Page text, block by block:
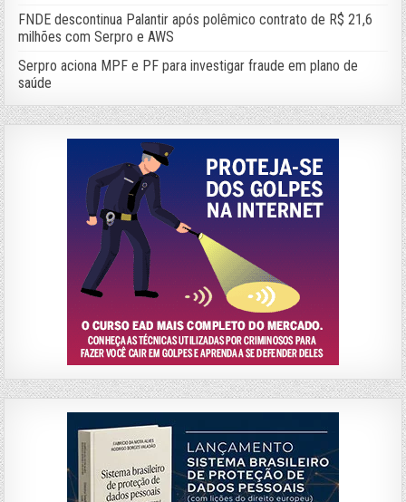
FNDE descontinua Palantir após polêmico contrato de R$ 21,6
milhões com Serpro e AWS
Serpro aciona MPF e PF para investigar fraude em plano de
saúde